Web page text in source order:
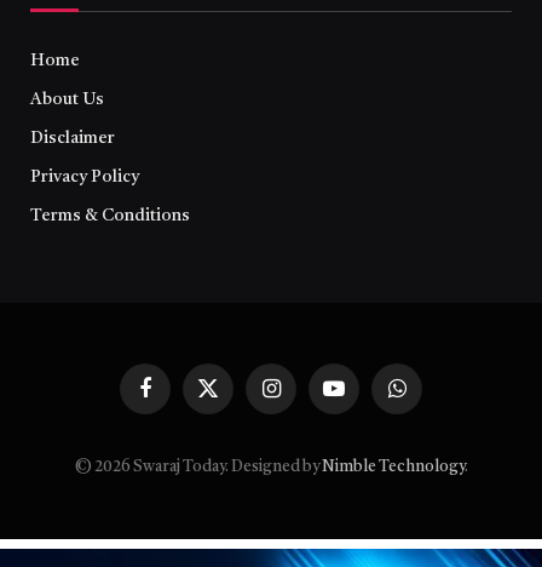
Home
About Us
Disclaimer
Privacy Policy
Terms & Conditions
FacebookX
InstagramYouTubeWhatsApp
© 2026 Swaraj Today. Designed byNimble Technology.